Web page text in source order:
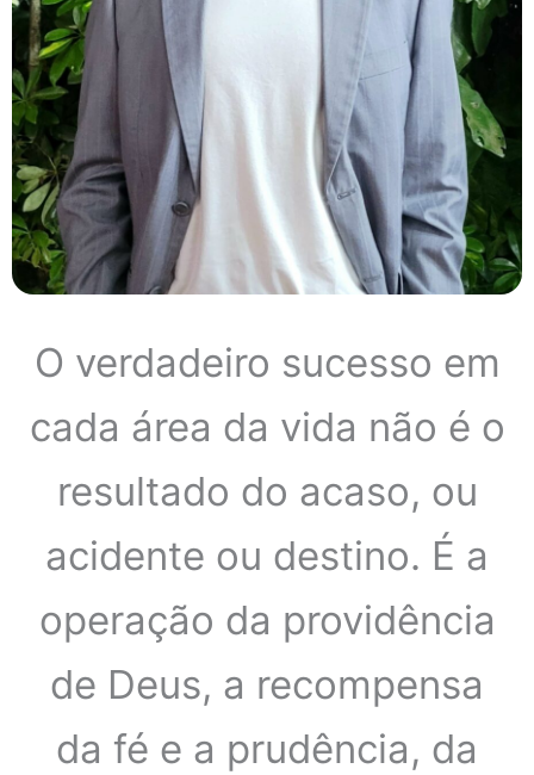
O verdadeiro sucesso em
cada área da vida não é o
resultado do acaso, ou
acidente ou destino. É a
operação da providência
de Deus, a recompensa
da fé e a prudência, da